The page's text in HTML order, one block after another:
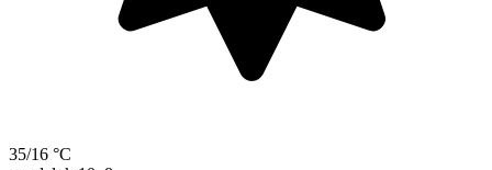
35/16 °C